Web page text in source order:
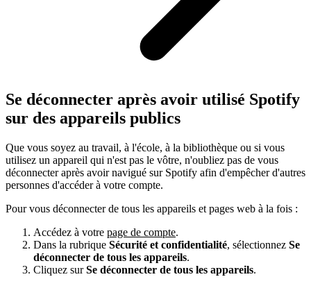
Se déconnecter après avoir utilisé Spotify
sur des appareils publics
Que vous soyez au travail, à l'école, à la bibliothèque ou si vous
utilisez un appareil qui n'est pas le vôtre, n'oubliez pas de vous
déconnecter après avoir navigué sur Spotify afin d'empêcher d'autres
personnes d'accéder à votre compte.
Pour vous déconnecter de tous les appareils et pages web à la fois :
Accédez à votre page de compte.
Dans la rubrique Sécurité et confidentialité, sélectionnez Se
déconnecter de tous les appareils.
Cliquez surSe déconnecter de tous les appareils.